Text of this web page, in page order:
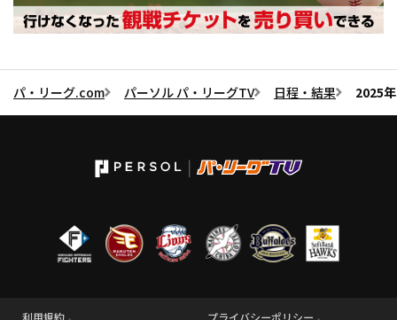
パ・リーグ.com パーソル パ・リーグTV 日程・結果 2025
利用規約 プライバシーポリシー